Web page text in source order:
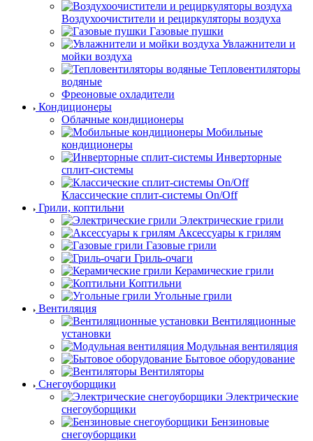
Воздухоочистители и рециркуляторы воздуха
Газовые пушки
Увлажнители и
мойки воздуха
Тепловентиляторы
водяные
Фреоновые охладители
Кондиционеры
Облачные кондиционеры
Мобильные
кондиционеры
Инверторные
сплит-системы
Классические сплит-системы On/Off
Грили, коптильни
Электрические грили
Аксессуары к грилям
Газовые грили
Гриль-очаги
Керамические грили
Коптильни
Угольные грили
Вентиляция
Вентиляционные
установки
Модульная вентиляция
Бытовое оборудование
Вентиляторы
Снегоуборщики
Электрические
снегоуборщики
Бензиновые
снегоуборщики